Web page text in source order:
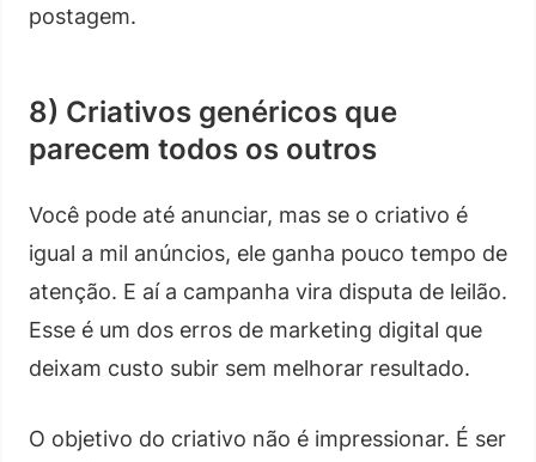
postagem.
8) Criativos genéricos que
parecem todos os outros
Você pode até anunciar, mas se o criativo é
igual a mil anúncios, ele ganha pouco tempo de
atenção. E aí a campanha vira disputa de leilão.
Esse é um dos erros de marketing digital que
deixam custo subir sem melhorar resultado.
O objetivo do criativo não é impressionar. É ser